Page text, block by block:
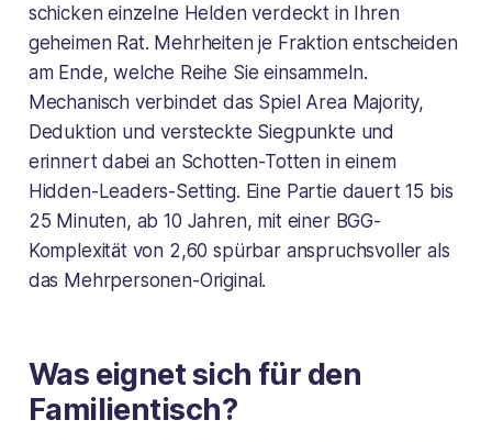
schicken einzelne Helden verdeckt in Ihren
geheimen Rat. Mehrheiten je Fraktion entscheiden
am Ende, welche Reihe Sie einsammeln.
Mechanisch verbindet das Spiel Area Majority,
Deduktion und versteckte Siegpunkte und
erinnert dabei an Schotten-Totten in einem
Hidden-Leaders-Setting. Eine Partie dauert 15 bis
25 Minuten, ab 10 Jahren, mit einer BGG-
Komplexität von 2,60 spürbar anspruchsvoller als
das Mehrpersonen-Original.
Was eignet sich für den
Familientisch?